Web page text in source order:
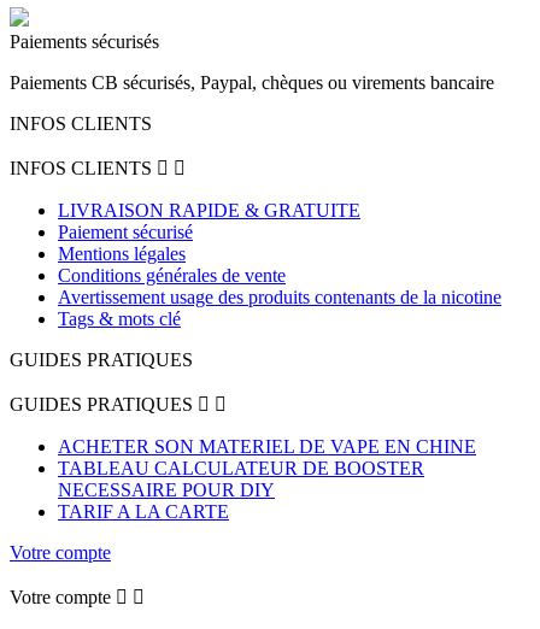
Paiements sécurisés
Paiements CB sécurisés, Paypal, chèques ou virements bancaire
INFOS CLIENTS
INFOS CLIENTS  
LIVRAISON RAPIDE & GRATUITE
Paiement sécurisé
Mentions légales
Conditions générales de vente
Avertissement usage des produits contenants de la nicotine
Tags & mots clé
GUIDES PRATIQUES
GUIDES PRATIQUES  
ACHETER SON MATERIEL DE VAPE EN CHINE
TABLEAU CALCULATEUR DE BOOSTER
NECESSAIRE POUR DIY
TARIF A LA CARTE
Votre compte
Votre compte  